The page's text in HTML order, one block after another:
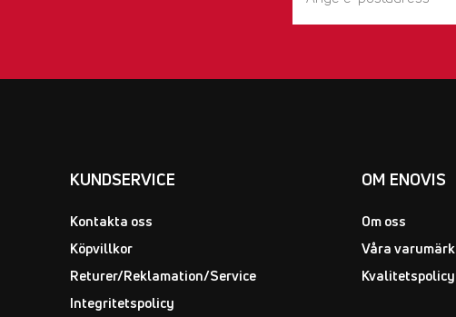
KUNDSERVICE
Kontakta oss
Köpvillkor
Returer/Reklamation/Service
Integritetspolicy
OM ENOVIS
Om oss
Våra
Kvalitetspolicy